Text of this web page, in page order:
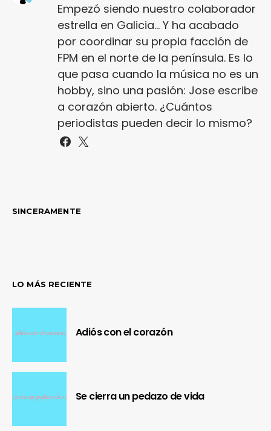
Empezó siendo nuestro colaborador
estrella en Galicia... Y ha acabado
por coordinar su propia facción de
FPM en el norte de la península. Es lo
que pasa cuando la música no es un
hobby, sino una pasión: Jose escribe
a corazón abierto. ¿Cuántos
periodistas pueden decir lo mismo?
SINCERAMENTE
LO MÁS RECIENTE
Adiós con el corazón
Se cierra un pedazo de vida